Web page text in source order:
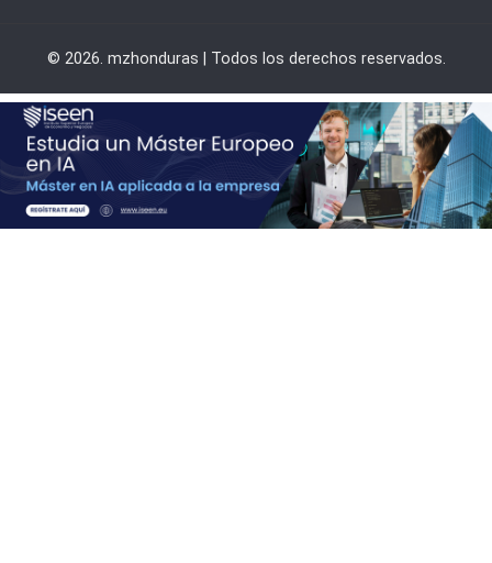
© 2026. mzhonduras | Todos los derechos reservados.